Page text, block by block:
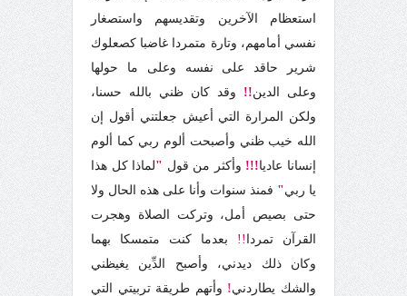
استعظام الآخرين وتقديسهم واستصغار
نفسي أمامهم، وتارة متمردا غاضبا كصعلوك
شرير حاقد على نفسه وعلى ما حولها
وعلى الدين!! وقد كان ظني بالله حسنا،
ولكن المرارة التي أعيش جعلتني أقول إن
الله خيب ظني وأصبحت ألوم ربي كما ألوم
إنسانا عاديا!!! وأكثر من قول "لماذا كل هذا
يا ربي" فمنذ سنوات وأنا على هذه الحال ولا
حتى بصيص أمل، وتركت الصلاة وهجرت
القرآن تمردا !! بعدما كنت متمسكا بهما
وكان ذلك ديدني،
وأصبح الدِّين يغيظني
والشك يطاردني! وأتهم طريقة تربيتي التي